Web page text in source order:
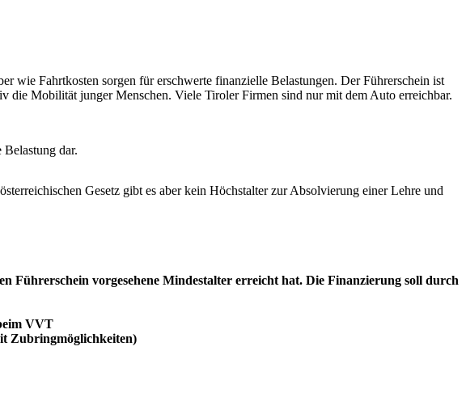
wie Fahrtkosten sorgen für erschwerte finanzielle Belastungen. Der Führerschein ist
Mobilität junger Menschen. Viele Tiroler Firmen sind nur mit dem Auto erreichbar.
dar.
Gesetz gibt es aber kein Höchstalter zur Absolvierung einer Lehre und
Führerschein vorgesehene Mindestalter erreicht hat. Die Finanzierung soll durch
VVT
Zubringmöglichkeiten)